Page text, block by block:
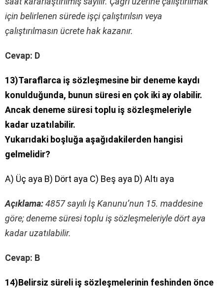
için belirlenen sürede işçi çalıştırılsın veya
çalıştırılmasın ücrete hak kazanır.
Cevap: D
13)Taraflarca iş sözleşmesine bir deneme kaydı
konulduğunda, bunun süresi en çok iki ay olabilir.
Ancak deneme süresi toplu iş sözleşmeleriyle
kadar uzatılabilir.
Yukarıdaki boşluğa aşağıdakilerden hangisi
gelmelidir?
A) Üç aya B) Dört aya C) Beş aya D) Altı aya
Açıklama:4857 sayılı İş Kanunu’nun 15. maddesine
göre; deneme süresi toplu iş sözleşmeleriyle dört aya
kadar uzatılabilir.
Cevap: B
14)Belirsiz süreli iş sözleşmelerinin feshinden önce